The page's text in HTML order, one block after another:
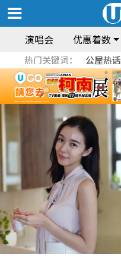
演唱会 优惠着数
热门关键词： 公屋热话